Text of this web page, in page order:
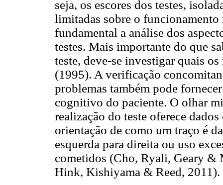
seja, os escores dos testes,
limitadas sobre o
fundamental a análise dos
testes. Mais importante do que
teste, deve-se investigar quais
(1995). A verificação
problemas também pode
cognitivo do paciente. O olhar
realização do teste oferece
orientação de como um traço é
esquerda para direita ou uso
cometidos (Cho, Ryali, Geary &
Hink, Kishiyama & Reed, 2011).